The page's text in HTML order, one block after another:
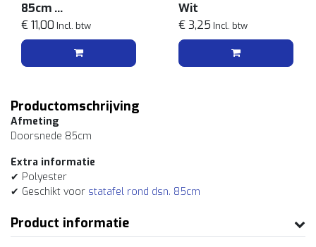
85cm
Zwart/grijs
€ 11,00 Incl. btw
Wit
€ 3,25 Incl. btw
Productomschrijving
Afmeting
Doorsnede 85cm
Extra informatie
✔ Polyester
✔ Geschikt voor statafel rond dsn. 85cm
Product informatie